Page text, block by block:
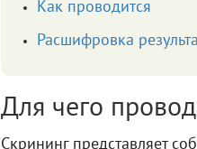
Как проводится
Расшифровка
Для чего
Скрининг представляет